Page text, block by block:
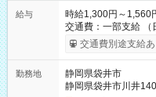
給与
時給1,300円～1,560
交通費：一部支給 （
実費支給） ※22:00～翌5:00までは時給25%UP！ ■給与前払い
制度あり ※前払い額
交通費別途支給あ
勤務地
静岡県袋井市
静岡県袋井市川井